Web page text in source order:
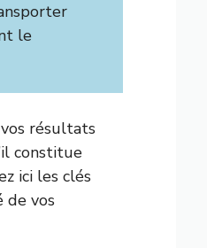
le
résultats
constitue
ici les clés
de vos